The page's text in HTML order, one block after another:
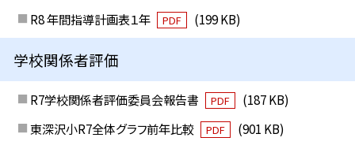
R8 年間指導計画表１年
PDF (199 KB)
学校関係者評価
R7学校関係者評価委員会報告書 PDF
(187 KB)
東深沢小R7全体グラフ前年比較
PDF (901 KB)